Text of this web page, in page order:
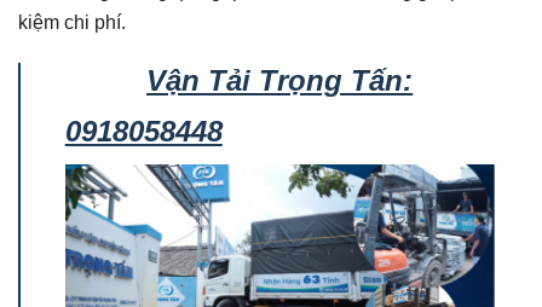
kiệm chi phí.
Vận Tải Trọng Tấn:
0918058448